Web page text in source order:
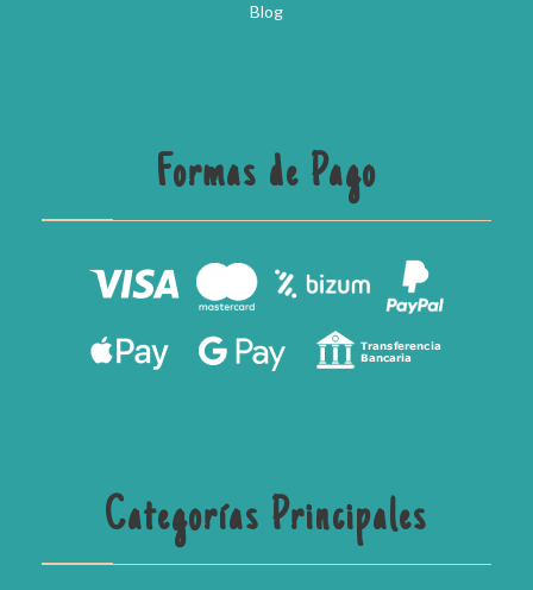
Blog
Formas de Pago
Categorías Principales